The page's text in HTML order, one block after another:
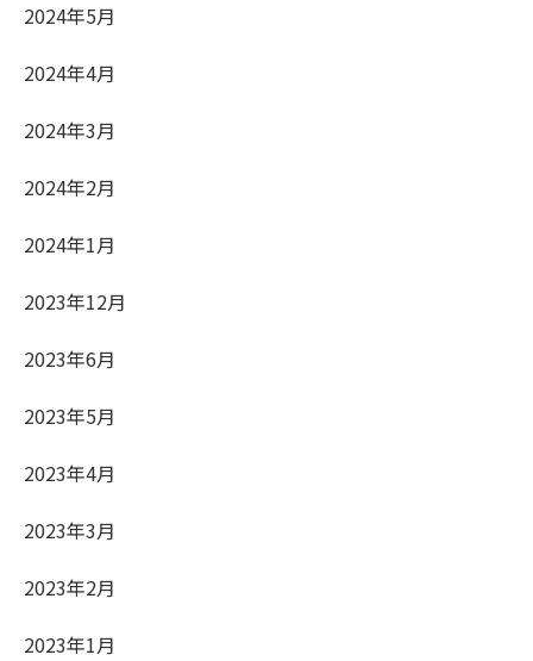
2024年5月
2024年4月
2024年3月
2024年2月
2024年1月
2023年12月
2023年6月
2023年5月
2023年4月
2023年3月
2023年2月
2023年1月